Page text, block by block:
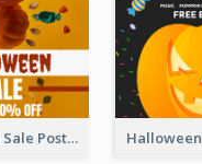
Halloween Sale Poster